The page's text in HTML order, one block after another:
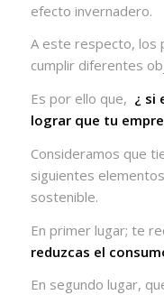
efecto invernadero.
A este respecto, los
cumplir diferentes
Es por ello que, ¿ si
lograr que tu
Consideramos que
siguientes
sostenible.
En primer lugar; te
reduzcas el
En segundo lugar,